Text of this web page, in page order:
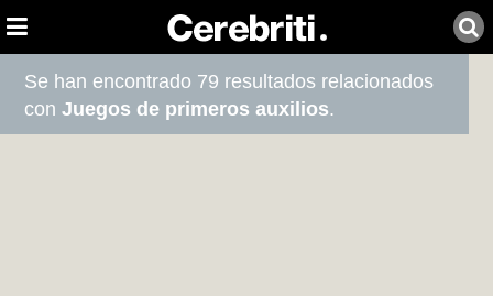
Se han encontrado 79 resultados relacionados
conJuegos de primeros auxilios.